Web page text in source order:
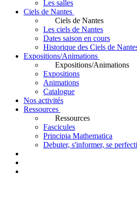
Les salles
Ciels de Nantes
Ciels de Nantes
Les ciels de Nantes
Dates saison en cours
Historique des Ciels de
Expositions/Animations
Expositions/Animations
Expositions
Animations
Catalogue
Nos activités
Ressources
Ressources
Fascicules
Principia Mathematica
Debuter, s'informer, se